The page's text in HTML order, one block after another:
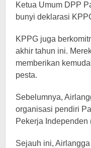
Ketua Umum DPP
bunyi deklarasi
KPPG juga
akhir tahun ini.
memberikan
pesta.
Sebelumnya,
organisasi pendiri
Pekerja
Sejauh ini,